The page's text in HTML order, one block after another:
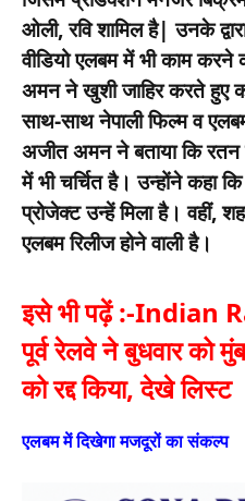
ओली, रवि शामिल है| उनके
वीडियो एलबम में भी काम करने
अमन ने खुशी जाहिर करते हुए
साथ-साथ नेपाली फिल्म व
अजीत अमन ने बताया कि रतन
में भी चर्चित है। उन्होंने कहा
प्रोजेक्ट उन्हें मिला है। वहीं,
एलबम रिलीज होने वाली है।
इसे भी पढ़ें :-Indian
पूर्व रेलवे ने बुधवार को
को रद्द किया, देखे लिस्ट
एलबम में दिखेगा मजदूरों का संकल्प